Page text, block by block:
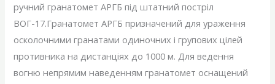
ручний гранатомет АРГБ під штатний постріл
ВОГ-17.Гранатомет АРГБ призначений для ураження
осколочними гранатами одиночних і групових цілей
противника на дистанціях до 1000 м. Для ведення
вогню непрямим наведенням гранатомет оснащений